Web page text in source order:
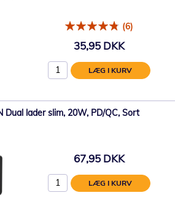
(6)
35,95 DKK
LÆG I KURV
Dual lader slim, 20W, PD/QC, Sort
67,95 DKK
LÆG I KURV